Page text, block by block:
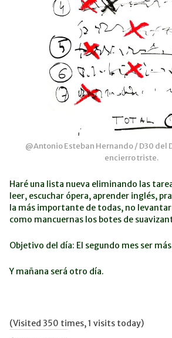
@Antonio Esteban Hernando / D30 del
encierro triste.
Haré una lista nueva eliminando las
leer, escuchar ópera, aprender inglés,
la más importante de todas, no
como mancuernas los botes de
Objetivo del día: El segundo mes ser
Y mañana será otro día.
(Visited 350 times, 1 visits today)